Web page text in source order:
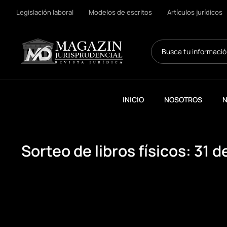
Legislación laboral Modelos de escritos Artículos jurídicos
Search
...
INICIO NOSOTROS
Sorteo de libros físicos: 31